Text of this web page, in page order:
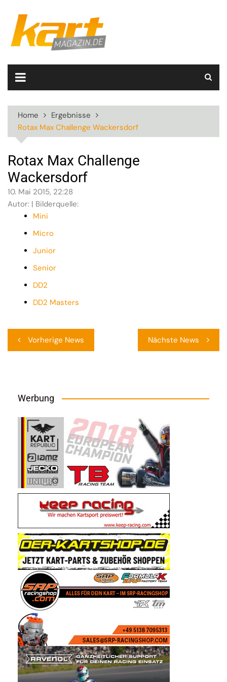
content
Home
Ergebnisse
Rotax Max Challenge Wackersdorf
Rotax Max Challenge
Wackersdorf
10. Mai 2015, 22:28
Autor: | Bilderquelle:
Mini
Micro
Junior
Senior
DD2
DD2 Masters
Vorherige News Nächste News
Werbung